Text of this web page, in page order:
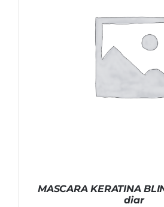
MASCARA KERATINA
diar